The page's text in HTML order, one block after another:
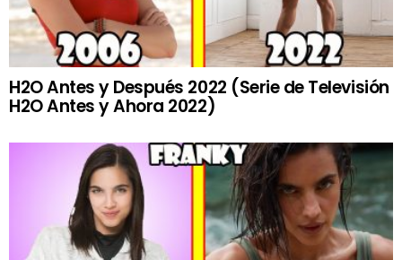
H2O Antes y Después 2022 (Serie de Televisión
H2O Antes y Ahora 2022)